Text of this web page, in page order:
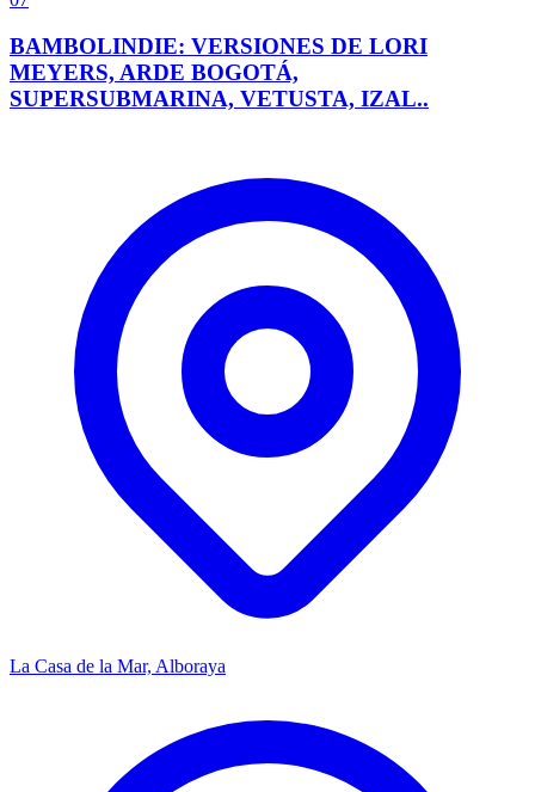
BAMBOLINDIE: VERSIONES DE LORI
MEYERS, ARDE BOGOTÁ,
SUPERSUBMARINA, VETUSTA, IZAL..
La Casa de la Mar, Alboraya